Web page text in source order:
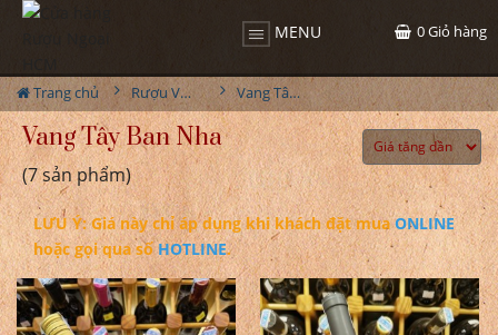
MENU 0Giỏ hàng
Trang chủ Rượu Vang Vang Tây Ban Nha
Vang Tây Ban Nha
(7 sản phẩm)
LƯU Ý: Giá này chỉ áp dụng khi khách đặt muaONLINE
hoặc gọi qua sốHOTLINE.